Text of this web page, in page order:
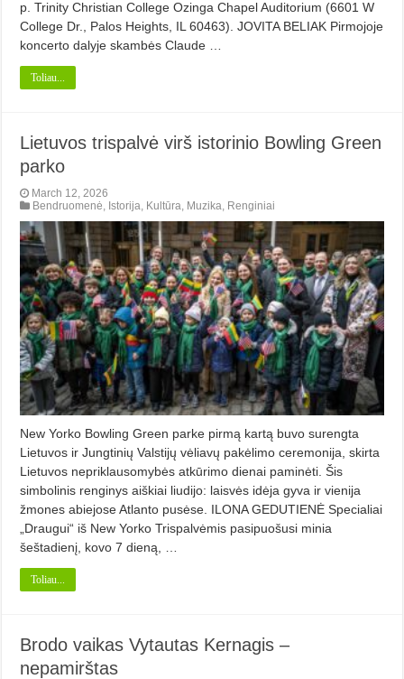
p. Trinity Christian College Ozinga Chapel Auditorium (6601 W
College Dr., Palos Heights, IL 60463). JOVITA BELIAK Pirmojoje
koncerto dalyje skambės Claude …
Toliau...
Lietuvos trispalvė virš istorinio Bowling Green
parko
March 12, 2026
Bendruomenė, Istorija, Kultūra, Muzika, Renginiai
New Yorko Bowling Green parke pirmą kartą buvo surengta
Lietuvos ir Jungtinių Valstijų vėliavų pakėlimo ceremonija, skirta
Lietuvos nepriklausomybės atkūrimo dienai paminėti. Šis
simbolinis renginys aiškiai liudijo: laisvės idėja gyva ir vienija
žmones abiejose Atlanto pusėse. ILONA GEDUTIENĖ Specialiai
„Draugui“ iš New Yorko Trispalvėmis pasipuošusi minia
šeštadienį, kovo 7 dieną, …
Toliau...
Brodo vaikas Vytautas Kernagis –
nepamirštas